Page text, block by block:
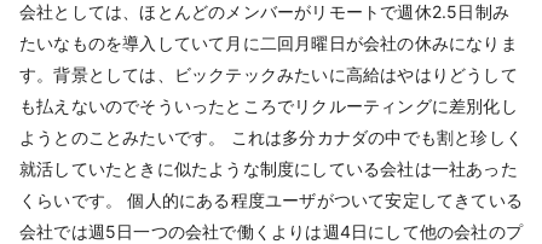
会社としては、ほとんどのメンバーがリモートで週休2.5日制み
たいなものを導入していて月に二回月曜日が会社の休みになりま
す。背景としては、ビックテックみたいに高給はやはりどうして
も払えないのでそういったところでリクルーティングに差別化し
ようとのことみたいです。 これは多分カナダの中でも割と珍しく
就活していたときに似たような制度にしている会社は一社あった
くらいです。 個人的にある程度ユーザがついて安定してきている
会社では週5日一つの会社で働くよりは週4日にして他の会社のプ